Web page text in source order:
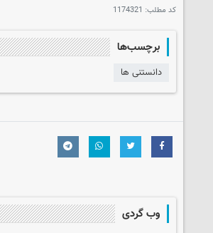
کد مطلب: 1174321
برچسب‌ها
دانستنی ها
وب گردی